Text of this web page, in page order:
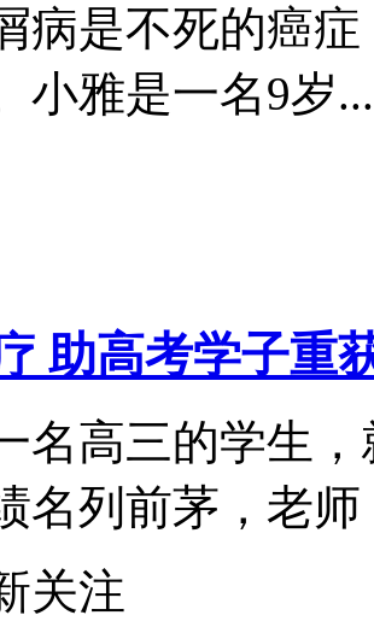
病是不死的癌
小雅是一名9岁...
助高考学子重
名高三的学生
名列前茅，老师
关注